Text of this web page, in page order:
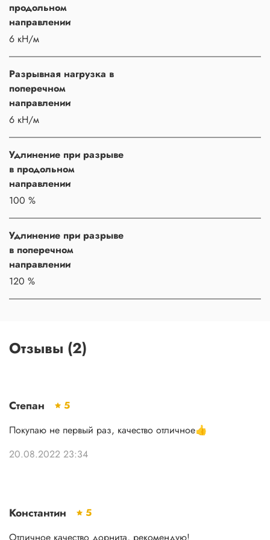
продольном
направлении
6 кН/м
Разрывная нагрузка в
поперечном
направлении
6 кН/м
Удлинение при разрыве
в продольном
направлении
100 %
Удлинение при разрыве
в поперечном
направлении
120 %
Отзывы (2)
Степан
5
Покупаю не первый раз, качество отличное👍
20.08.2022 23:34
Константин
5